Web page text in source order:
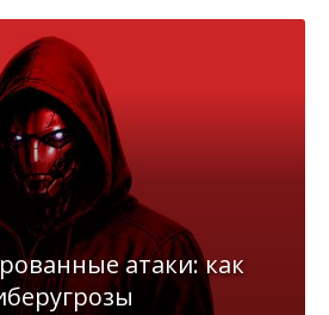
атаки: как